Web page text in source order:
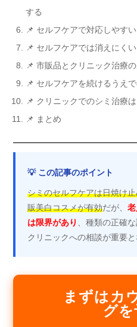
する
📌 セルフケアで対応しやす
📌 セルフケアでは消えにく
📌 市販品とクリニック治療
📌 セルフケアを続けるうえ
📌 クリニックでのシミ治療
📌 まとめ
💡 この記事のポイント
シミのセルフケアは日焼け
販美白コスメが有効だが、
は限界があり 、種類の正確
クリニックへの相談が重要と
まずはカ
グ